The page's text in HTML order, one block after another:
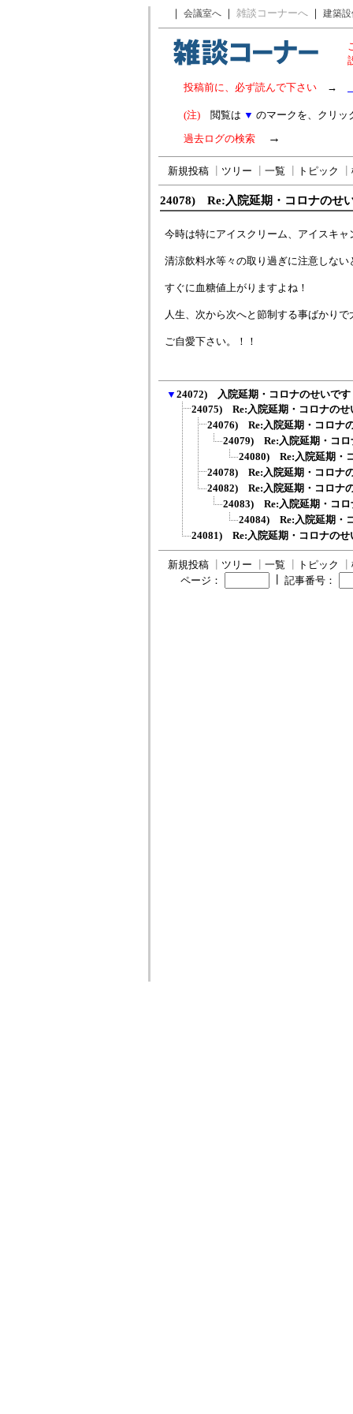
｜ 会議室へ ｜ 雑談コーナーへ ｜ 建築
投稿前に、必ず読んで下さい →
(注) 閲覧は ▼ のマークを、クリッ
過去ログの検索 →
新規投稿 ツリー 一覧 トピック
24078) Re:入院延期・コロナのせ
今時は特にアイスクリーム、アイスキャ
清涼飲料水等々の取り過ぎに注意しない
すぐに血糖値上がりますよね！
人生、次から次へと節制する事ばかりで
ご自愛下さい。！！
▼ 24072) 入院延期・コロナのせいです
24075) Re:入院延期・コロナのせ
24076) Re:入院延期・コロナ
24079) Re:入院延期・コロ
24080) Re:入院延期・
24078) Re:入院延期・コロナ
24082) Re:入院延期・コロナ
24083) Re:入院延期・コロ
24084) Re:入院延期・
24081) Re:入院延期・コロナのせ
新規投稿 ツリー 一覧 トピック
ページ：
記事番号：